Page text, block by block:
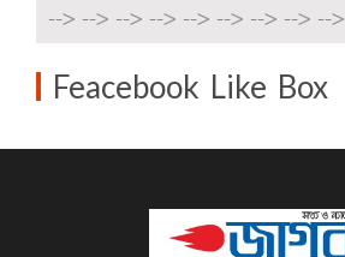
--> --> --> --> --> --> --> --> -->
Feacebook Like Box